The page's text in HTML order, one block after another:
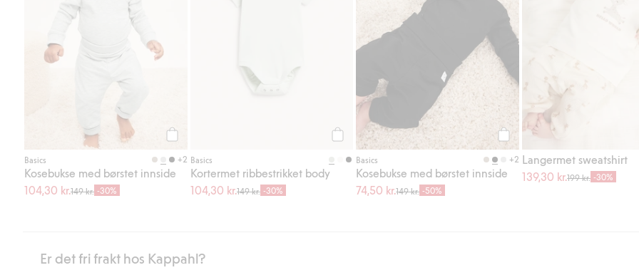
Legg til
Basics +2
Kosebukse med børstet innside
104,30 kr.149 kr. -30%
Legg til
Basics
Kortermet ribbestrikket body
104,30 kr.149 kr. -30%
Legg til
Basics +2
Kosebukse med børstet innside
74,50 kr.149 kr. -50%
Langermet sweatshirt
139,30 kr.199 kr. -30%
Er det fri frakt hos Kappahl?